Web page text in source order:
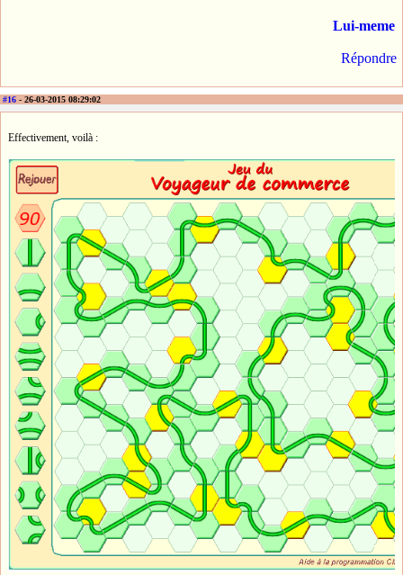
Lui-meme
Répondre
#16 - 26-03-2015 08:29:02
Effectivement, voilà :